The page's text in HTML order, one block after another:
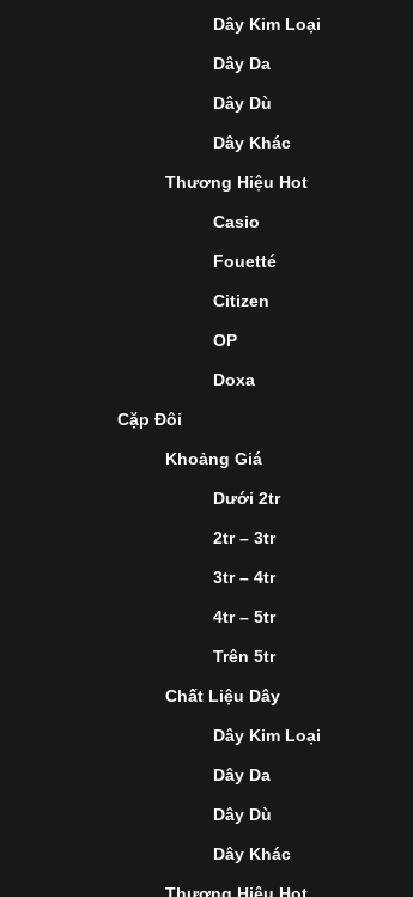
Dây Kim Loại
Dây Da
Dây Dù
Dây Khác
Thương Hiệu Hot
Casio
Fouetté
Citizen
OP
Doxa
Cặp Đôi
Khoảng Giá
Dưới 2tr
2tr – 3tr
3tr – 4tr
4tr – 5tr
Trên 5tr
Chất Liệu Dây
Dây Kim Loại
Dây Da
Dây Dù
Dây Khác